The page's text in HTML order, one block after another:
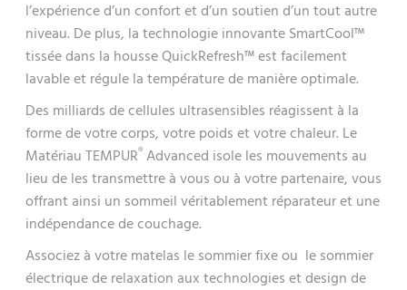
l’expérience d’un confort et d’un soutien d’un tout autre
niveau. De plus, la technologie innovante SmartCool™️
tissée dans la housse QuickRefresh™️ est facilement
lavable et régule la température de manière optimale.
Des milliards de cellules ultrasensibles réagissent à la
forme de votre corps, votre poids et votre chaleur. Le
Matériau TEMPUR®Advanced isole les mouvements au
lieu de les transmettre à vous ou à votre partenaire, vous
offrant ainsi un sommeil véritablement réparateur et une
indépendance de couchage.
Associez à votre matelas le sommier fixe ou le sommier
électrique de relaxation aux technologies et design de